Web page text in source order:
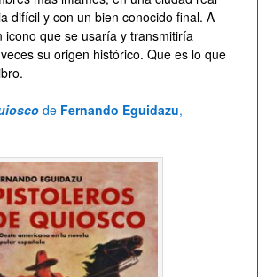
difícil y con un bien conocido final. A
icono que se usaría y transmitiría
su origen histórico. Que es lo que
de Fernando Eguidazu,